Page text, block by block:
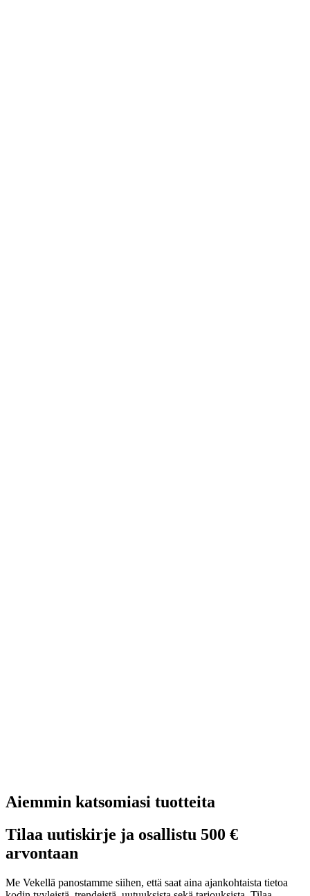
Aiemmin katsomiasi tuotteita
Tilaa uutiskirje ja osallistu 500 €
arvontaan
Me Vekellä panostamme siihen, että saat aina ajankohtaista tietoa